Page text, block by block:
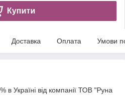
Купити
Доставка Оплата Умови
в Україні від компанії ТОВ "Руна